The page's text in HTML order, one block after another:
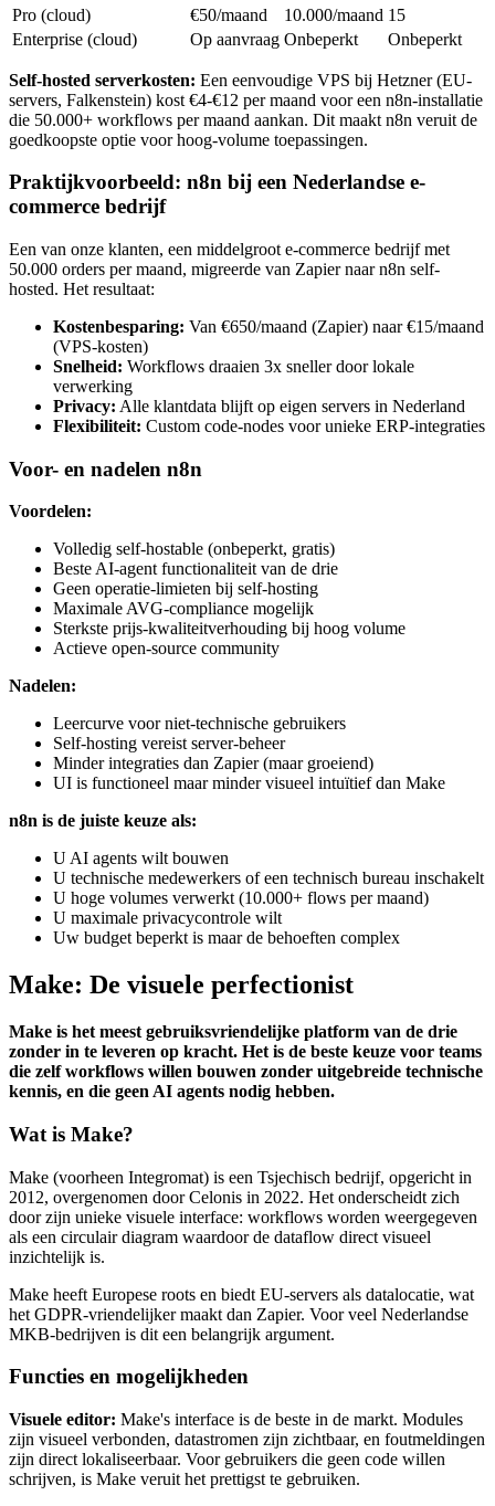
Pro (cloud) €50/maand 10.000/maand 15
Enterprise (cloud)
Op aanvraag Onbeperkt Onbeperkt
Self-hosted serverkosten: Een eenvoudige VPS bij Hetzner (EU-
servers, Falkenstein) kost €4-€12 per maand voor een n8n-installatie
die 50.000+ workflows per maand aankan. Dit maakt n8n veruit de
goedkoopste optie voor hoog-volume toepassingen.
Praktijkvoorbeeld: n8n bij een Nederlandse e-
commerce bedrijf
Een van onze klanten, een middelgroot e-commerce bedrijf met
50.000 orders per maand, migreerde van Zapier naar n8n self-
hosted. Het resultaat:
Kostenbesparing: Van €650/maand (Zapier) naar €15/maand
(VPS-kosten)
Snelheid: Workflows draaien 3x sneller door lokale
verwerking
Privacy: Alle klantdata blijft op eigen servers in Nederland
Flexibiliteit: Custom code-nodes voor unieke ERP-integraties
Voor- en nadelen n8n
Voordelen:
Volledig self-hostable (onbeperkt, gratis)
Beste AI-agent functionaliteit van de drie
Geen operatie-limieten bij self-hosting
Maximale AVG-compliance mogelijk
Sterkste prijs-kwaliteitverhouding bij hoog volume
Actieve open-source community
Nadelen:
Leercurve voor niet-technische gebruikers
Self-hosting vereist server-beheer
Minder integraties dan Zapier (maar groeiend)
UI is functioneel maar minder visueel intuïtief dan Make
n8n is de juiste keuze als:
U AI agents wilt bouwen
U technische medewerkers of een technisch bureau inschakelt
U hoge volumes verwerkt (10.000+ flows per maand)
U maximale privacycontrole wilt
Uw budget beperkt is maar de behoeften complex
Make: De visuele perfectionist
Make is het meest gebruiksvriendelijke platform van de drie
zonder in te leveren op kracht. Het is de beste keuze voor teams
die zelf workflows willen bouwen zonder uitgebreide technische
kennis, en die geen AI agents nodig hebben.
Wat is Make?
Make (voorheen Integromat) is een Tsjechisch bedrijf, opgericht in
2012, overgenomen door Celonis in 2022. Het onderscheidt zich
door zijn unieke visuele interface: workflows worden weergegeven
als een circulair diagram waardoor de dataflow direct visueel
inzichtelijk is.
Make heeft Europese roots en biedt EU-servers als datalocatie, wat
het GDPR-vriendelijker maakt dan Zapier. Voor veel Nederlandse
MKB-bedrijven is dit een belangrijk argument.
Functies en mogelijkheden
Visuele editor: Make's interface is de beste in de markt. Modules
zijn visueel verbonden, datastromen zijn zichtbaar, en foutmeldingen
zijn direct lokaliseerbaar. Voor gebruikers die geen code willen
schrijven, is Make veruit het prettigst te gebruiken.